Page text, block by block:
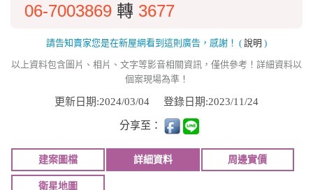
06-7003869 轉 3677
請告知賣家您是在新屋網看到這則廣告，感謝！ ( 說明 )
以上資料包含圖片、相片、文字等影音相關資訊，僅供參考！詳細資料以
個案現場為準！
更新日期:2024/03/04 登錄日期:2023/11/24
分享至：
建案圖檔 詳細資料 周邊實價
衛星地圖